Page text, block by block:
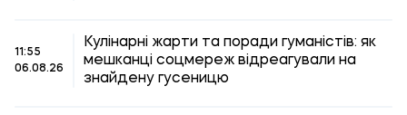
11:55
06.08.26
Кулінарні жарти та поради гуманістів: як
мешканці соцмереж відреагували на
знайдену гусеницю